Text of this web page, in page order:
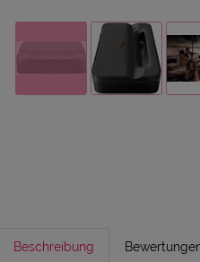
Beschreibung